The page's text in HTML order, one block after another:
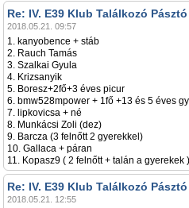
Re: IV. E39 Klub Találkozó Pásztó
2018.05.21. 09:57
1. kanyobence + stáb
2. Rauch Tamás
3. Szalkai Gyula
4. Krizsanyik
5. Boresz+2fő+3 éves picur
6. bmw528mpower + 1fő +13 és 5 éves
7. lipkovicsa + né
8. Munkácsi Zoli (dez)
9. Barcza (3 felnőtt 2 gyerekkel)
10. Gallaca + páran
11. Kopasz9 ( 2 felnőtt + talán a gyerekek )
Re: IV. E39 Klub Találkozó Pásztó
2018.05.21. 12:55